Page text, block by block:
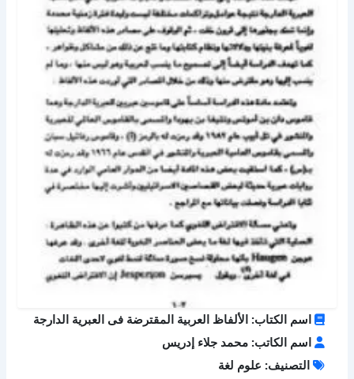
اسم الكتاب: الألفاظ العربية المقترضة فى العبرية الدارجة
اسم الكاتب: محمد جلاء إدريس
التصنيف: علوم لغة